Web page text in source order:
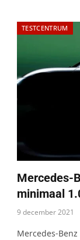
TESTCENTRUM
Mercedes-
minimaal
9 december 2021
Mercedes-